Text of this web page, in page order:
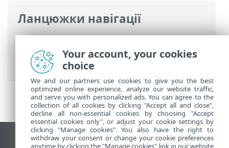
Ланцюжки навігації
Інтерактивна довідка ESET>ESET
PROTECT On-Prem>Початок роботи>
ESET PROTECTВеб-консоль
Переглянути повну версію
Your account, your cookies
choice
We and our partners use cookies to give you the best
optimized online experience, analyze our website traffic,
and serve you with personalized ads. You can agree to the
collection of all cookies by clicking "Accept all and close",
decline all non-essential cookies by choosing "Accept
essential cookies only", or adjust your cookie settings by
clicking "Manage cookies". You also have the right to
withdraw your consent or change your cookie preferences
anytime by clicking the "Manage cookies" link in our website